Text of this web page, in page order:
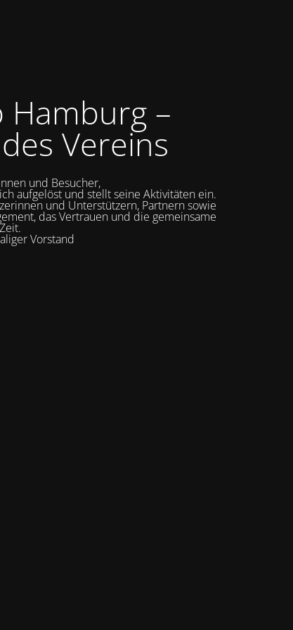
Hamburg –
Vereins
und Besucher,
aufgelöst und stellt seine Aktivitäten ein.
und Unterstützern, Partnern sowie
das Vertrauen und die gemeinsame
Vorstand